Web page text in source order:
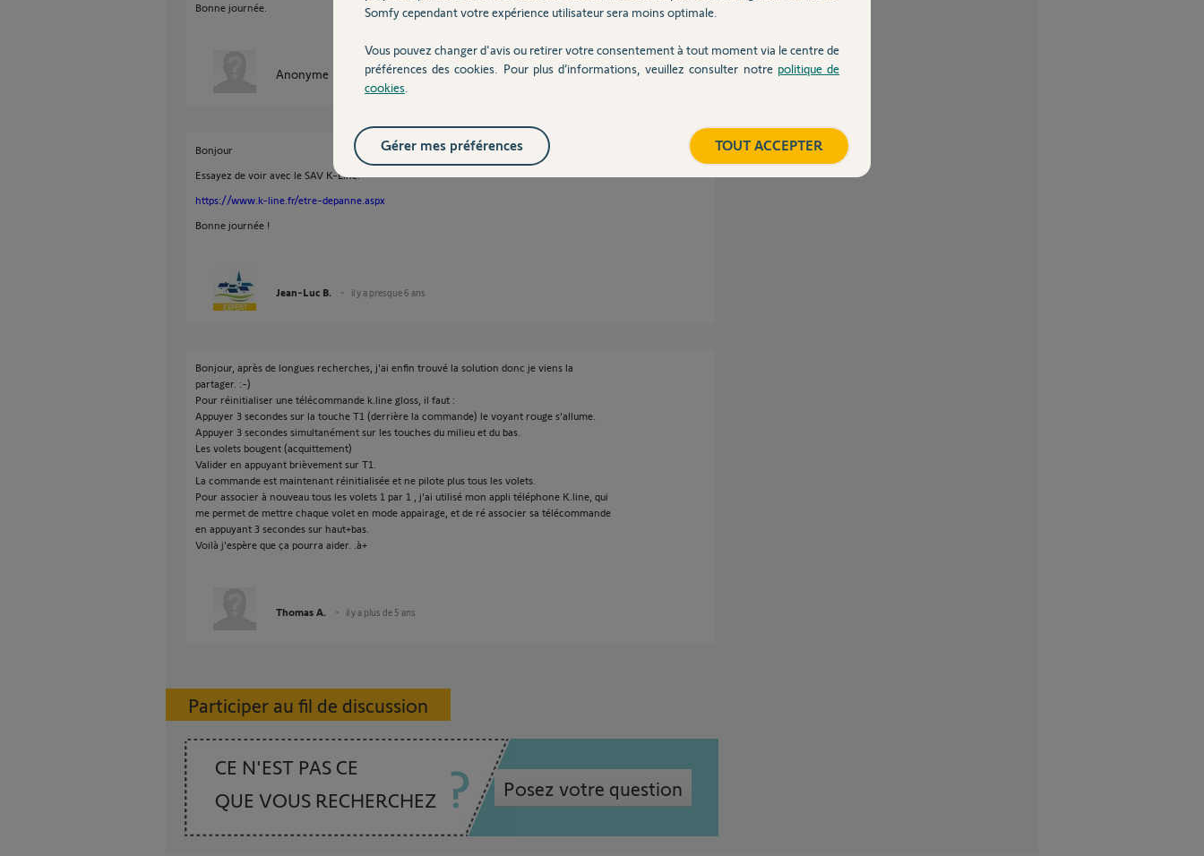
Bonne journée.
Anonyme il y a presque 6 ans
Bonjour
Essayez de voir avec le SAV K-Line:
https://www.k-line.fr/etre-depanne.aspx
Bonne journée !
Jean-Luc B. il y a presque 6 ans
Bonjour, après de longues recherches, j'ai enfin trouvé la solution donc je viens la
partager. :-)
Pour réinitialiser une télécommande k.line gloss, il faut :
Appuyer 3 secondes sur la touche T1 (derrière la commande) le voyant rouge s'allume.
Appuyer 3 secondes simultanément sur les touches du milieu et du bas.
Les volets bougent (acquittement)
Valider en appuyant brièvement sur T1.
La commande est maintenant réinitialisée et ne pilote plus tous les volets.
Pour associer à nouveau tous les volets 1 par 1 , j'ai utilisé mon appli téléphone K.line, qui
me permet de mettre chaque volet en mode appairage, et de ré associer sa télécommande
en appuyant 3 secondes sur haut+bas.
Voilà j'espère que ça pourra aider. .à+
Thomas A. il y a plus de 5 ans
Participer au fil de discussion
CE N'EST PAS CE
QUE VOUS RECHERCHEZ
Posez votre question
Somfy cependant votre expérience utilisateur sera moins optimale.
Vous pouvez changer d'avis ou retirer votre consentement à tout moment via le centre de
préférences des cookies. Pour plus d’informations, veuillez consulter notre politique de
cookies
TOUT ACCEPTER
Gérer mes préférences